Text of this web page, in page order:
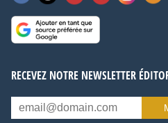
RECEVEZ NOTRE NEWSLETTER